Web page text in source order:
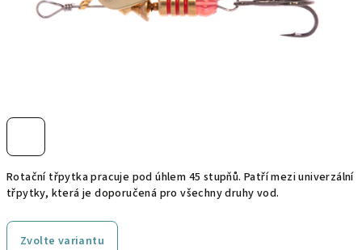
Rotační třpytka pracuje pod úhlem 45 stupňů. Patří mezi univerzální
třpytky, která je doporučená pro všechny druhy vod.
Zvolte variantu